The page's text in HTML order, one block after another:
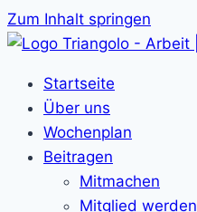
Zum Inhalt springen
Startseite
Über uns
Wochenplan
Beitragen
Mitmachen
Mitglied werden